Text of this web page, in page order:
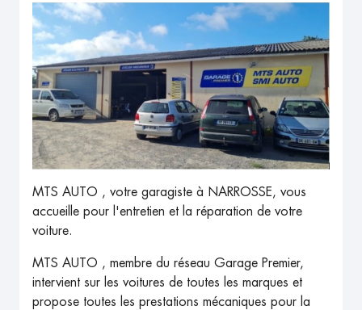
MTS AUTO , votre garagiste à NARROSSE, vous
accueille pour l'entretien et la réparation de votre
voiture.
MTS AUTO , membre du réseau Garage Premier,
intervient sur les voitures de toutes les marques et
propose toutes les prestations mécaniques pour la